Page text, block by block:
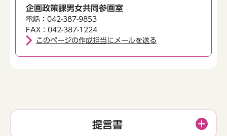
企画政策課男女共同参画室
電話：042-387-9853
FAX：042-387-1224
このページの作成担当にメールを送る
提言書